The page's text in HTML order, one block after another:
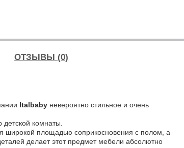
ОТЗЫВЫ (0)
Italbaby невероятно стильное и очень
комнаты.
широкой площадью соприкосновения с полом, а
делает этот предмет мебели абсолютно